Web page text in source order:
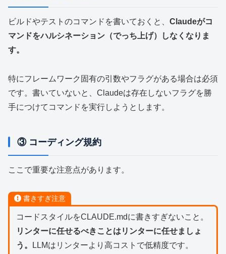
ビルドやテストのコマンドを書いておくと、 Claudeがコ
マンドをハルシネーション（でっち上げ）しなくなりま
す。
特にフレームワーク固有の引数やフラグがある場合は必須
です。書いていないと、Claudeは存在しないフラグを勝
手につけてコマンドを実行しようとします。
③ コーディング規約
ここで重要な注意点があります。
書きすぎ注意
コードスタイルをCLAUDE.mdに書きすぎないこと。
リンターに任せるべきことはリンターに任せましょ
う。
LLMはリンターより高コストで低精度です。